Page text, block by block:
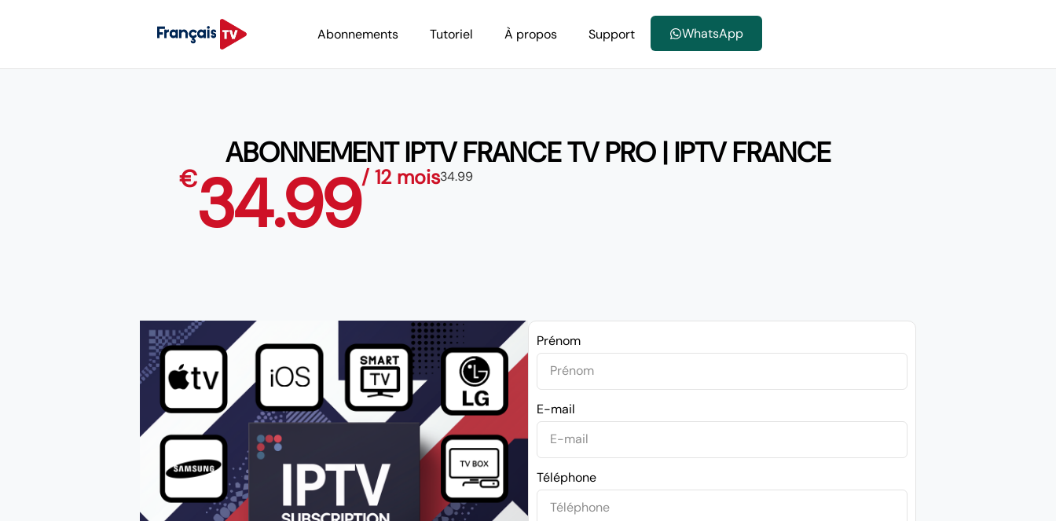
Abonnements Tutoriel À propos Support WhatsApp
ABONNEMENT IPTV FRANCE TV PRO | IPTV FRANCE
€34.99/ 12 mois34.99
Prénom
E-mail
Téléphone